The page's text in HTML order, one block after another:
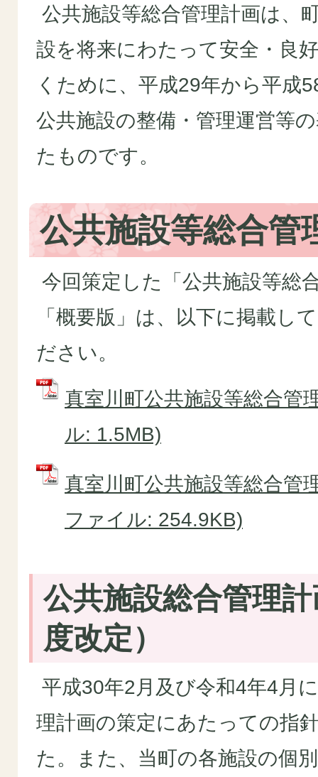
公共施設等総合管理計画は、
設を将来にわたって安全・良
くために、平成29年から平成
公共施設の整備・管理運営等
たものです。
公共施設等総合管
今回策定した「公共施設等総
「概要版」は、以下に掲載し
ださい。
真室川町公共施設等総合管
ル: 1.5MB)
真室川町公共施設等総合管
ファイル: 254.9KB)
公共施設総合管理
度改定）
平成30年2月及び令和4年4月
理計画の策定にあたっての指
た。また、当町の各施設の個